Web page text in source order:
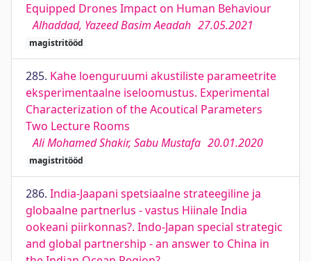
Equipped Drones Impact on Human Behaviour
Alhaddad, Yazeed Basim Aeadah 27.05.2021
magistritööd
285. Kahe loenguruumi akustiliste parameetrite
eksperimentaalne iseloomustus. Experimental
Characterization of the Acoutical Parameters
Two Lecture Rooms
Ali Mohamed Shakir, Sabu Mustafa 20.01.2020
magistritööd
286. India-Jaapani spetsiaalne strateegiline ja
globaalne partnerlus - vastus Hiinale India
ookeani piirkonnas?. Indo-Japan special strategic
and global partnership - an answer to China in